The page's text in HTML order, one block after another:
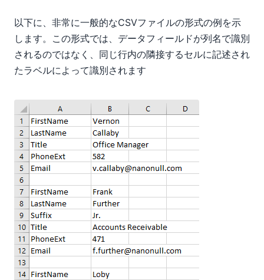
以下に、非常に一般的なCSVファイルの形式の例を示
します。この形式では、データフィールドが列名で識別
されるのではなく、同じ行内の隣接するセルに記述され
たラベルによって識別されます